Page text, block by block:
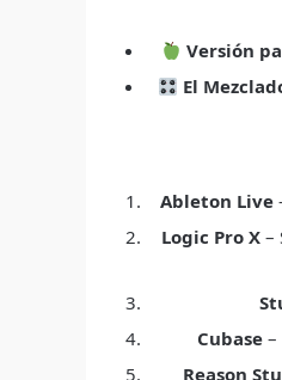
Versión
El
Ableton Live
Logic Pro X –
Cubase –
Reason